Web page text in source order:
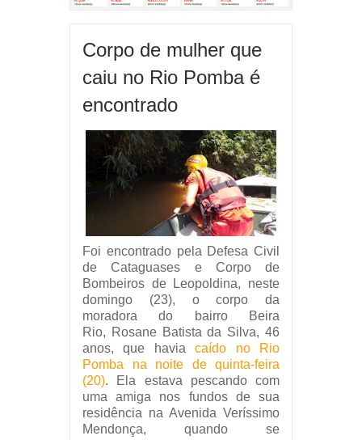
Corpo de mulher que
caiu no Rio Pomba é
encontrado
Foi encontrado pela Defesa Civil
de Cataguases e Corpo de
Bombeiros de Leopoldina, neste
domingo (23), o corpo da
moradora do bairro Beira
Rio, Rosane Batista da Silva, 46
anos, que haviacaído no Rio
Pomba na noite de quinta-feira
(20). Ela estava pescando com
uma amiga nos fundos de sua
residência na Avenida Veríssimo
Mendonça, quando se